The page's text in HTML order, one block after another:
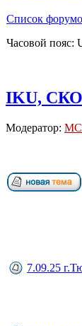
Список
Часовой пояс:
IKU,
Модератор:
7.09.25